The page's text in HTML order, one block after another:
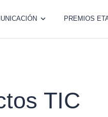
PREMIOS
TIC